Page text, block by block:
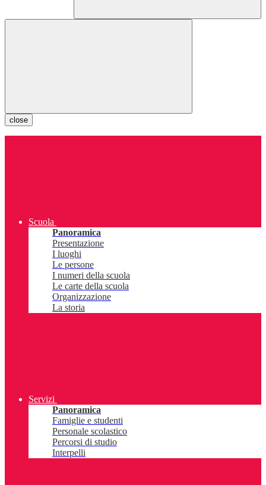
close
Scuola
Panoramica
Presentazione
I luoghi
Le persone
I numeri della scuola
Le carte della scuola
Organizzazione
La storia
Servizi
Panoramica
Famiglie e studenti
Personale scolastico
Percorsi di studio
Interpelli